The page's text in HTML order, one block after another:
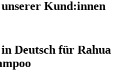
Kund:innen
Deutsch für Rahua